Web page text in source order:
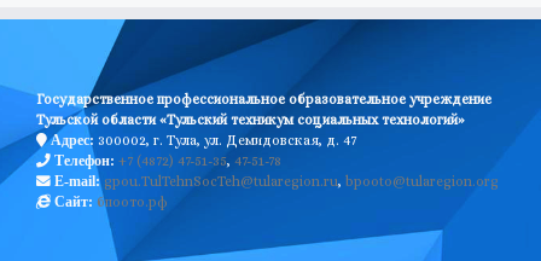
Государственное профессиональное образовательное учреждение
Тульской области «Тульский техникум социальных технологий»
Адрес: 300002, г. Тула, ул. Демидовская, д. 47
Телефон: +7 (4872) 47-51-35, 47-51-78
E-mail: gpou.TulTehnSocTeh@tularegion.ru, bpooto@tularegion.org
Сайт: бпоото.рф